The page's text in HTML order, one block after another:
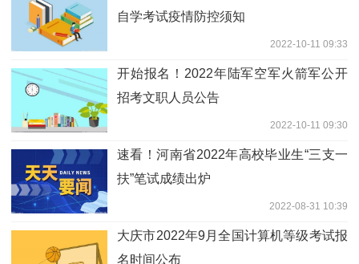
自学考试疫情防控须知
2022-10-11 09:33
开始报名！2022年陆军空军火箭军公开
招考文职人员公告
2022-10-11 09:30
速看！河南省2022年高校毕业生“三支一
扶”笔试成绩出炉
2022-08-31 10:39
大庆市2022年9月全国计算机等级考试报
名时间公布